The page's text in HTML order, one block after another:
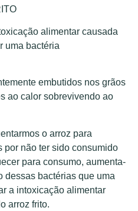
alimentar causada
uma bactéria
embutidos nos grãos
ao calor sobrevivendo ao
o arroz para
por não ter sido consumido
para consumo, aumenta-
dessas bactérias que uma
a intoxicação alimentar
arroz frito.